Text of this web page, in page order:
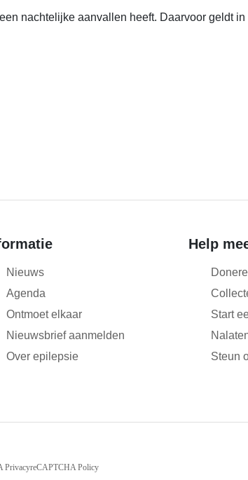
nachtelijke aanvallen heeft. Daarvoor geldt
Nieuws
Agenda
Ontmoet elkaar
Nieuwsbrief aanmelden
Over epilepsie
Help
Start
Steun
PrivacyreCAPTCHA Policy